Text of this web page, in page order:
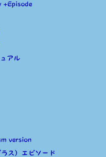
+Episode
アル
version
ス）エピソード